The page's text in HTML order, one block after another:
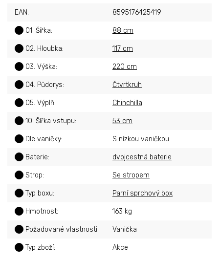
EAN: 8595176425419
01. Šířka: 88 cm
02. Hloubka: 117 cm
03. Výška: 220 cm
04. Půdorys: Čtvrtkruh
05. Výplň: Chinchilla
10. Šířka vstupu: 53 cm
Dle vaničky: S nízkou vaničkou
Baterie: dvojcestná baterie
Strop: Se stropem
Typ boxu: Parní sprchový box
Hmotnost: 163 kg
Požadované vlastnosti: Vanička
Typ zboží: Akce